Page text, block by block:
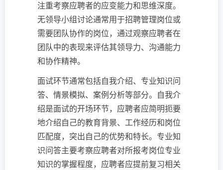
注重考察应聘者的应变能力和思维深度。
无领导小组讨论通常用于招聘管理岗位或
需要团队协作的岗位，通过观察应聘者在
团队中的表现来评估其领导力、沟通能力
和协作精神。
面试环节通常包括自我介绍、专业知识问
答、情景模拟、案例分析等部分。自我介
绍是面试的开场环节，应聘者应简明扼要
地介绍自己的教育背景、工作经历和岗位
匹配度，突出自己的优势和特长。专业知
识问答主要考察应聘者对所报考岗位专业
知识的掌握程度，应聘者应提前复习相关